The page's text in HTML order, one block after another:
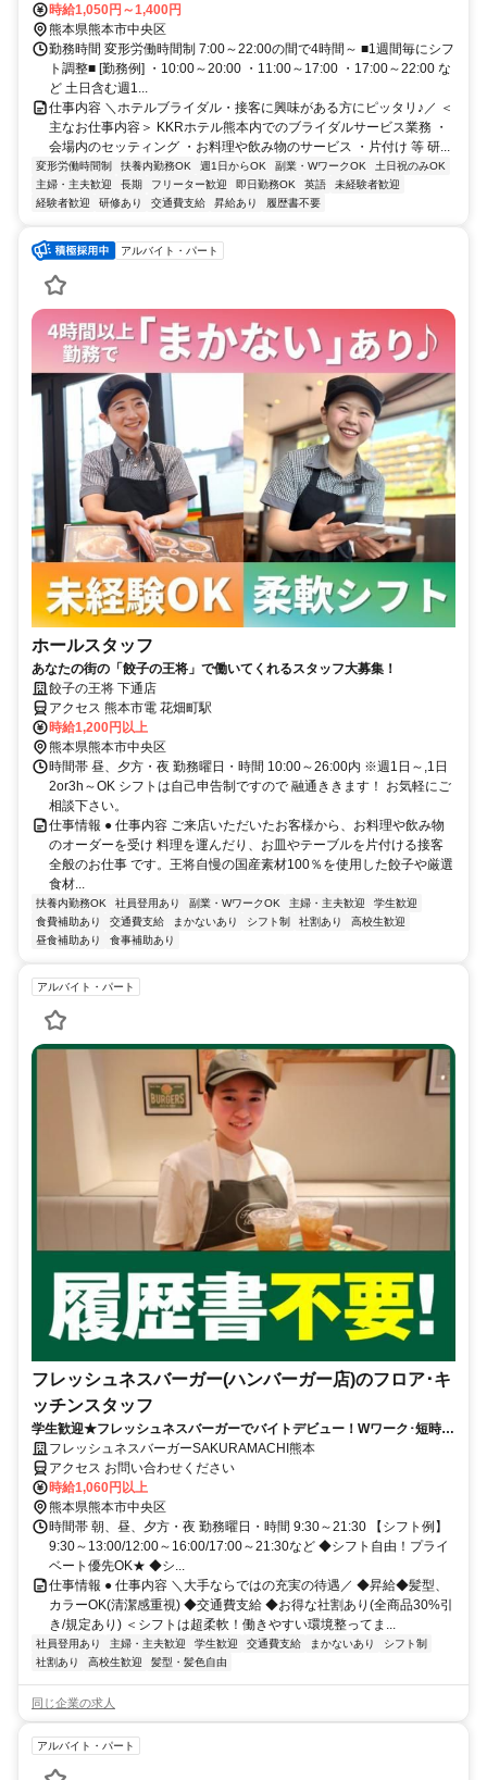
下車）…徒歩6分 ・バス（家庭裁判所前下車）…徒歩1分
時給1,050円～1,400円
熊本県熊本市中央区
勤務時間 変形労働時間制 7:00～22:00の間で4時間～ ■1週間毎にシフ
ト調整■ [勤務例] ・10:00～20:00 ・11:00～17:00 ・17:00～22:00 な
ど 土日含む週1...
仕事内容 ＼ホテルブライダル・接客に興味がある方にピッタリ♪／ ＜
主なお仕事内容＞ KKRホテル熊本内でのブライダルサービス業務 ・
会場内のセッティング ・お料理や飲み物のサービス ・片付け 等 研...
変形労働時間制 扶養内勤務OK 週1日からOK 副業・WワークOK
土日祝のみOK
主婦・主夫歓迎
長期 フリーター歓迎 即日勤務OK 英語
未経験者歓迎
経験者歓迎
研修あり 交通費支給 昇給あり 履歴書不要
アルバイト・パート
ホールスタッフ
あなたの街の「餃子の王将」で働いてくれるスタッフ大募集！
餃子の王将 下通店
アクセス 熊本市電 花畑町駅
時給1,200円以上
熊本県熊本市中央区
時間帯 昼、夕方・夜 勤務曜日・時間 10:00～26:00内 ※週1日～,1日
2or3h～OK シフトは自己申告制ですので 融通ききます！ お気軽にご
相談下さい。
仕事情報 ● 仕事内容 ご来店いただいたお客様から、お料理や飲み物
のオーダーを受け 料理を運んだり、お皿やテーブルを片付ける接客
全般のお仕事 です。王将自慢の国産素材100％を使用した餃子や厳選
食材...
扶養内勤務OK 社員登用あり 副業・WワークOK 主婦・主夫歓迎
学生歓迎
食費補助あり
交通費支給 まかないあり シフト制 社割あり
高校生歓迎
昼食補助あり
食事補助あり
アルバイト・パート
フレッシュネスバーガー(ハンバーガー店)のフロア･キ
ッチンスタッフ
学生歓迎★フレッシュネスバーガーでバイトデビュー！Wワーク･短時間
OK！社割あり★履歴書不要
フレッシュネスバーガーSAKURAMACHI熊本
アクセス お問い合わせください
時給1,060円以上
熊本県熊本市中央区
時間帯 朝、昼、夕方・夜 勤務曜日・時間 9:30～21:30 【シフト例】
9:30～13:00/12:00～16:00/17:00～21:30など ◆シフト自由！プライ
ベート優先OK★ ◆シ...
仕事情報 ● 仕事内容 ＼大手ならではの充実の待遇／ ◆昇給◆髪型、
カラーOK(清潔感重視) ◆交通費支給 ◆お得な社割あり(全商品30%引
き/規定あり) ＜シフトは超柔軟！働きやすい環境整ってま...
社員登用あり 主婦・主夫歓迎 学生歓迎 交通費支給 まかないあり
シフト制
社割あり
高校生歓迎 髪型・髪色自由
同じ企業の求人
アルバイト・パート